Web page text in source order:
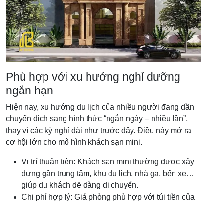
Phù hợp với xu hướng nghỉ dưỡng
ngắn hạn
Hiện nay, xu hướng du lịch của nhiều người đang dần
chuyển dịch sang hình thức “ngắn ngày – nhiều lần”,
thay vì các kỳ nghỉ dài như trước đây. Điều này mở ra
cơ hội lớn cho mô hình khách sạn mini.
Vị trí thuận tiện: Khách sạn mini thường được xây
dựng gần trung tâm, khu du lịch, nhà ga, bến xe…
giúp du khách dễ dàng di chuyển.
Chi phí hợp lý: Giá phòng phù hợp với túi tiền của